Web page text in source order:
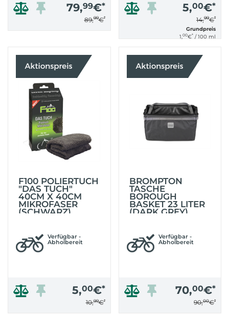
79,99€*
89,99€*
5,00€*
14,99€*
Grundpreis
1, 00€* / 100 ml
F100 POLIERTUCH
"DAS TUCH"
40CM X 40CM
MIKROFASER
(SCHWARZ)
Verfügbar -
Abholbereit
5,00€*
10,99€*
BROMPTON
TASCHE
BOROUGH
BASKET 23 LITER
(DARK GREY)
Verfügbar -
Abholbereit
70,00€*
90,00€*